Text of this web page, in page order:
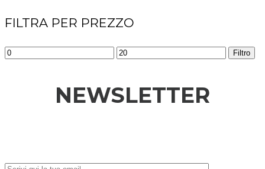
FILTRA PER PREZZO
Filtro
NEWSLETTER